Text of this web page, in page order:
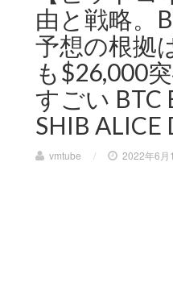
由と戦略。
予想の根拠
も$26,000
すごい BTC
SHIB ALICE
vmtube / 2022年6月